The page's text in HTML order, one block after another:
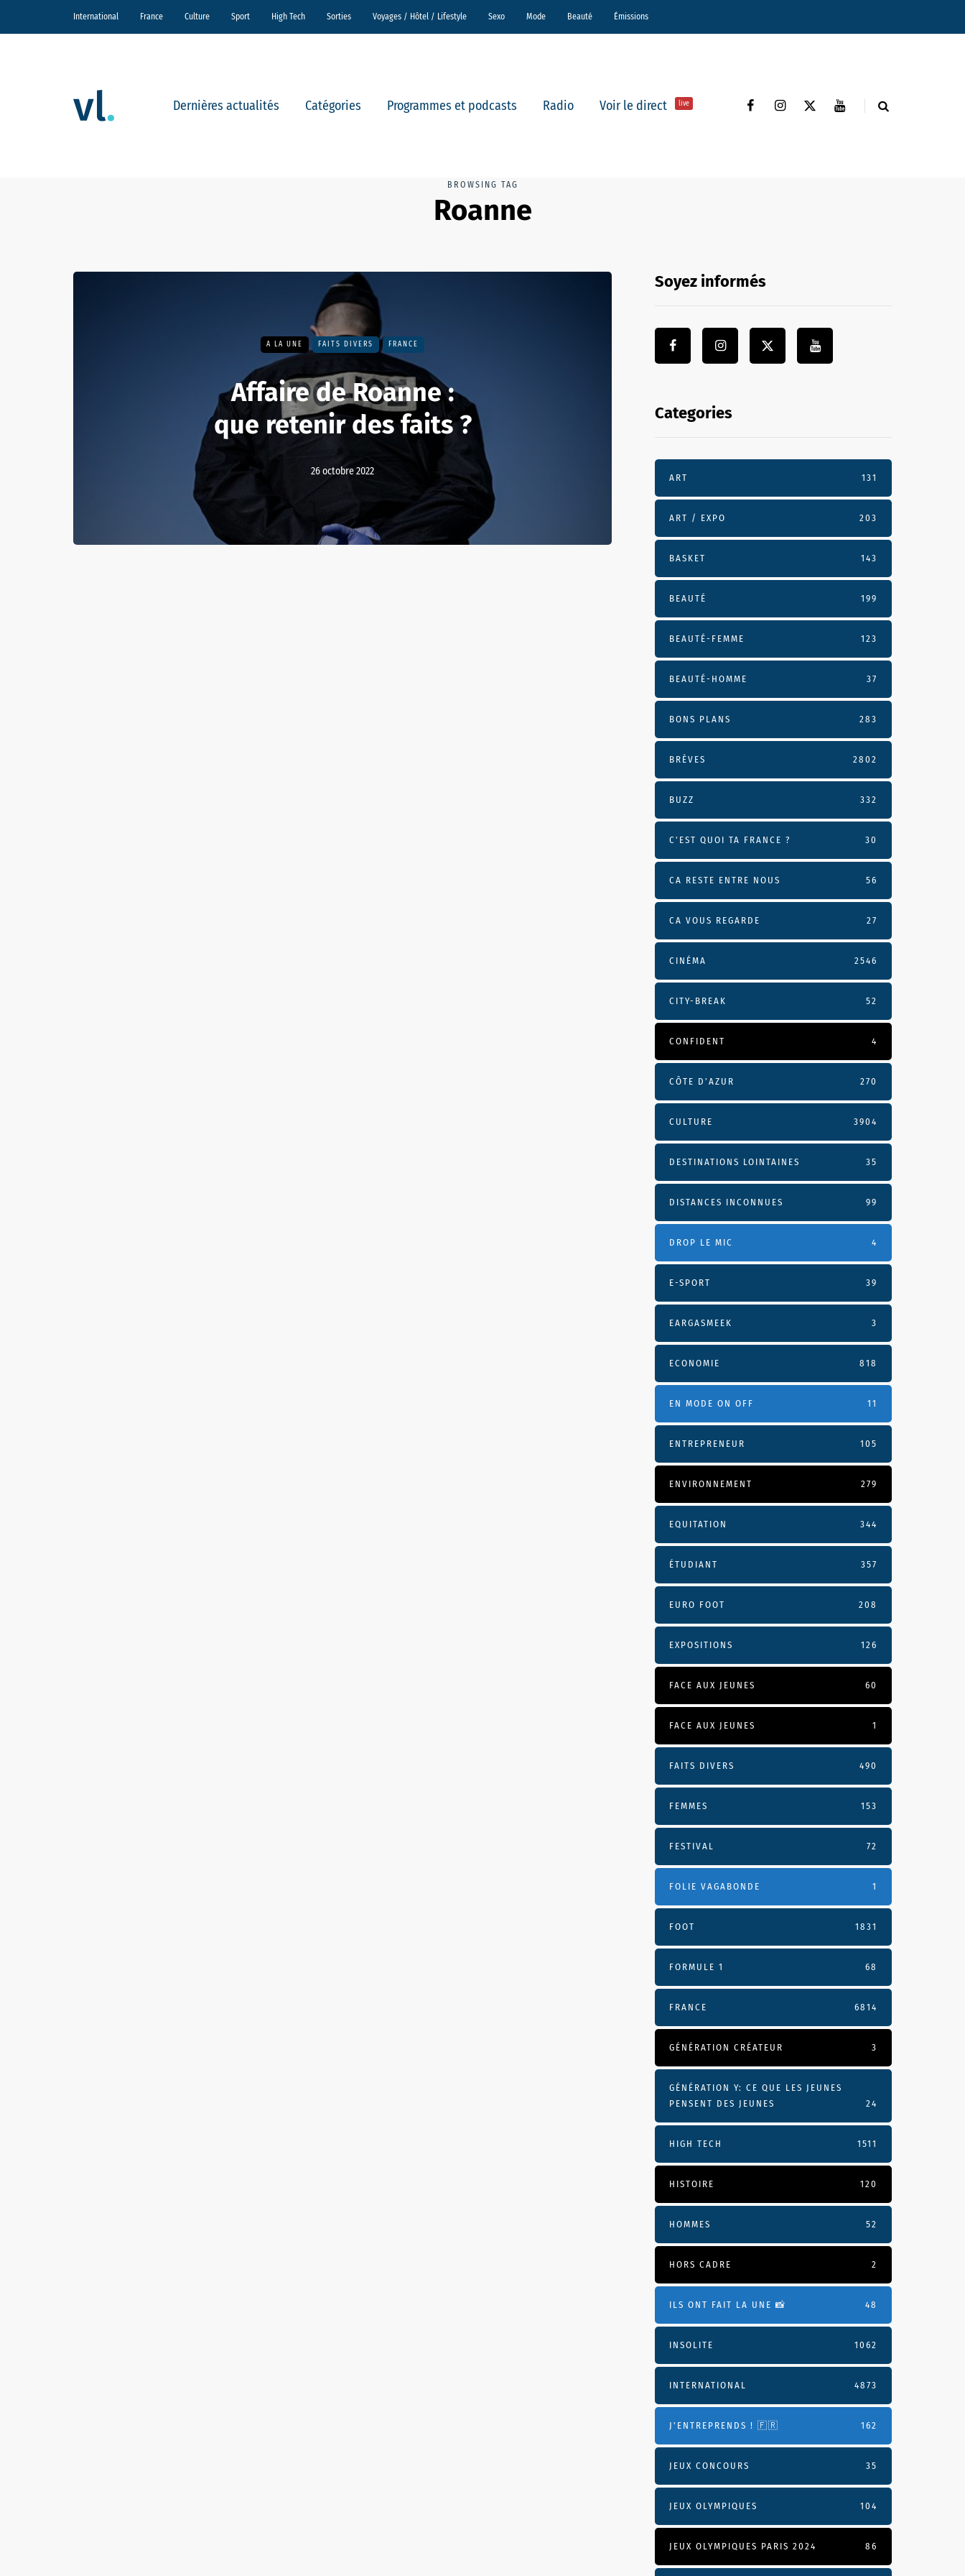
International France Culture Sport High Tech Sorties Voyages / Hôtel / Lifestyle Sexo Mode Beauté Émissions
Dernières actualités Catégories Programmes et podcasts Radio Voir le direct live
BROWSING TAG
Roanne
A LA UNE FAITS DIVERS FRANCE
Affaire de Roanne :
que retenir des faits ?
26 octobre 2022
Soyez informés
Categories
ART 131
ART / EXPO 203
BASKET 143
BEAUTÉ 199
BEAUTÉ-FEMME 123
BEAUTÉ-HOMME 37
BONS PLANS 283
BRÈVES 2802
BUZZ 332
C'EST QUOI TA FRANCE ? 30
CA RESTE ENTRE NOUS 56
CA VOUS REGARDE 27
CINÉMA 2546
CITY-BREAK 52
CONFIDENT 4
CÔTE D’AZUR 270
CULTURE 3904
DESTINATIONS LOINTAINES 35
DISTANCES INCONNUES 99
DROP LE MIC 4
E-SPORT 39
EARGASMEEK 3
ECONOMIE 818
EN MODE ON OFF 11
ENTREPRENEUR 105
ENVIRONNEMENT 279
EQUITATION 344
ÉTUDIANT 357
EURO FOOT 208
EXPOSITIONS 126
FACE AUX JEUNES 60
FACE AUX JEUNES 1
FAITS DIVERS 490
FEMMES 153
FESTIVAL 72
FOLIE VAGABONDE 1
FOOT 1831
FORMULE 1 68
FRANCE 6814
GÉNÉRATION CRÉATEUR 3
GÉNÉRATION Y: CE QUE LES JEUNES
PENSENT DES JEUNES
24
HIGH TECH 1511
HISTOIRE 120
HOMMES 52
HORS CADRE 2
ILS ONT FAIT LA UNE 📸 48
INSOLITE 1062
INTERNATIONAL 4873
J'ENTREPRENDS ! 🇫🇷 162
JEUX CONCOURS 35
JEUX OLYMPIQUES 104
JEUX OLYMPIQUES PARIS 2024 86